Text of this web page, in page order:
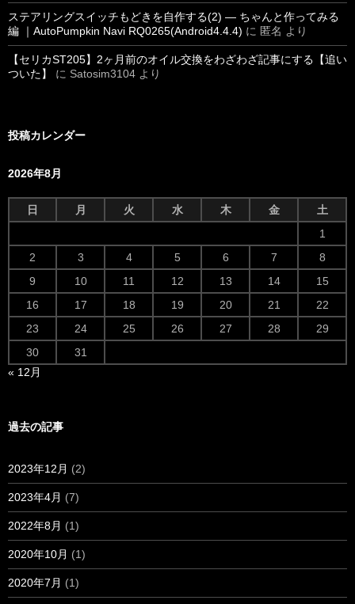
ステアリングスイッチもどきを自作する(2) ― ちゃんと作ってみる
編 ｜AutoPumpkin Navi RQ0265(Android4.4.4) に 匿名 より
【セリカST205】2ヶ月前のオイル交換をわざわざ記事にする【追い
ついた】
に Satosim3104 より
投稿カレンダー
2026年8月
日 月 火 水 木 金
土
1
2
3 4 5 6 7
8
9
10 11 12 13 14
15
16
17 18 19 20 21
22
23
24 25 26 27 28
29
30
31
« 12月
過去の記事
2023年12月 (2)
2023年4月 (7)
2022年8月 (1)
2020年10月 (1)
2020年7月 (1)